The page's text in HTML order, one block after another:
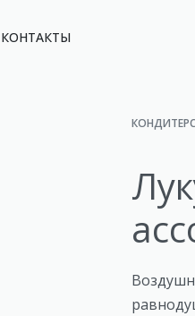
КОНТАКТЫ